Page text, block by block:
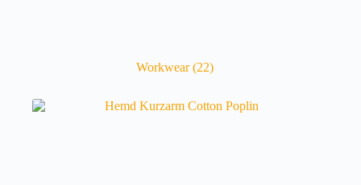
Workwear(22)